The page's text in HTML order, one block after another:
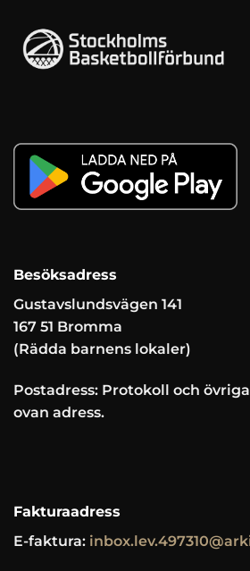
Besöksadress
Gustavslundsvägen 141
167 51 Bromma
(Rädda barnens lokaler)
Postadress: Protokoll och
ovan adress.
Fakturaadress
E-faktura: